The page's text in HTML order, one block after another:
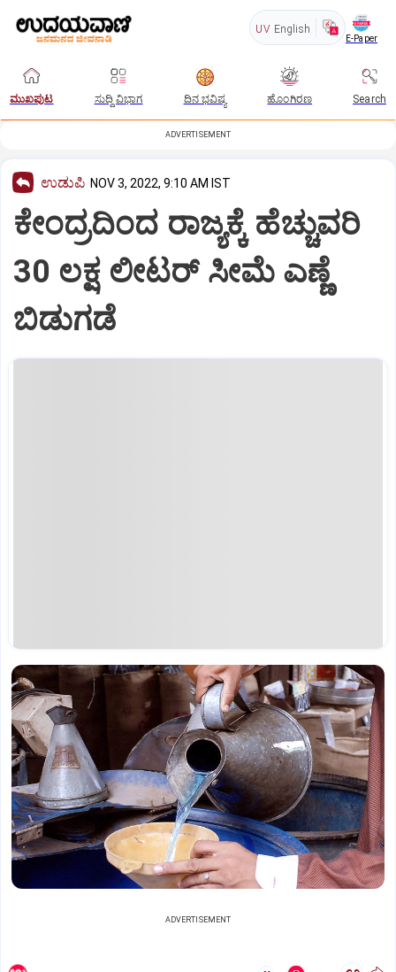
UV English
E-Paper
ಮುಖಪುಟ ಸುದ್ದಿ ವಿಭಾಗ ದಿನ ಭವಿಷ್ಯ ಹೊಂಗಿರಣ Search
ADVERTISEMENT
ಉಡುಪಿ NOV 3, 2022, 9:10 AM IST
ಕೇಂದ್ರದಿಂದ ರಾಜ್ಯಕ್ಕೆ ಹೆಚ್ಚುವರಿ
30 ಲಕ್ಷ ಲೀಟರ್‌ ಸೀಮೆ ಎಣ್ಣೆ
ಬಿಡುಗಡೆ
ADVERTISEMENT